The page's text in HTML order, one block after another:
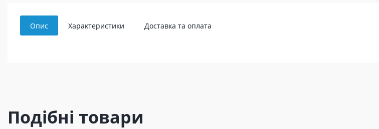
Опис Характеристики Доставка та оплата
Подібні товари